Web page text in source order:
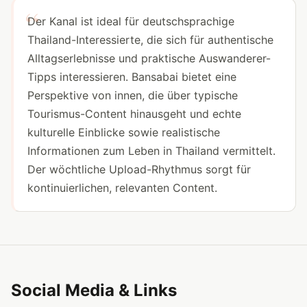
Der Kanal ist ideal für deutschsprachige
Thailand-Interessierte, die sich für authentische
Alltagserlebnisse und praktische Auswanderer-
Tipps interessieren. Bansabai bietet eine
Perspektive von innen, die über typische
Tourismus-Content hinausgeht und echte
kulturelle Einblicke sowie realistische
Informationen zum Leben in Thailand vermittelt.
Der wöchtliche Upload-Rhythmus sorgt für
kontinuierlichen, relevanten Content.
Social Media & Links